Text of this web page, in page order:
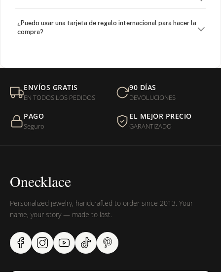
¿Puedo usar una tarjeta de regalo internacional para hacer la
compra?
Mi orden fue devuelta por USPS, ¿qué hago para que sea
entregada?
¿Sus productos son libres de níquel?
ENVÍOS GRATIS
EN TODOS LOS PEDIDOS
90 DÍAS
DEVOLUCIONES
PAGO
Seguro
EL MEJOR PRECIO
GARANTIZADO
Onecklace
Personalized jewelry, handcrafted to order since 2013. Your
name, your story — made to last.